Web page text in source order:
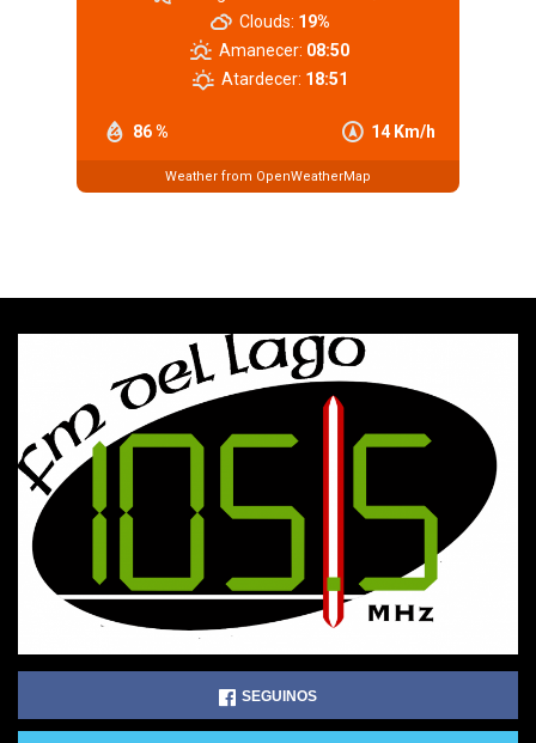
86 % 14 Km/h
Clouds: 19%
Amanecer: 08:50
Atardecer: 18:51
Weather from OpenWeatherMap
SEGUINOS